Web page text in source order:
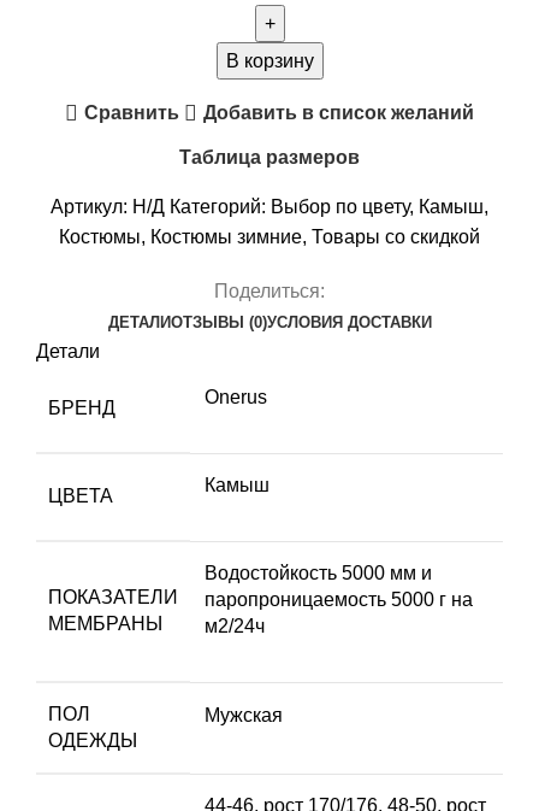
Алова
Камыш
В корзину
Сравнить Добавить в список желаний
Таблица размеров
Артикул: Н/Д Категорий: Выбор по цвету, Камыш,
Костюмы, Костюмы зимние, Товары со скидкой
Поделиться:
ДЕТАЛИОТЗЫВЫ (0)УСЛОВИЯ ДОСТАВКИ
Детали
БРЕНД
Onerus
ЦВЕТА
Камыш
ПОКАЗАТЕЛИ
МЕМБРАНЫ
Водостойкость 5000 мм и
паропроницаемость 5000 г на
м2/24ч
ПОЛ
ОДЕЖДЫ
Мужская
44-46, рост 170/176, 48-50, рост